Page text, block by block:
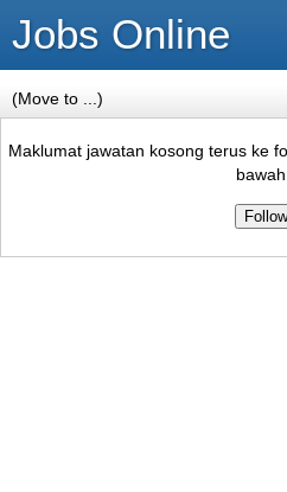
Jobs Online
Maklumat jawatan kosong terus ke